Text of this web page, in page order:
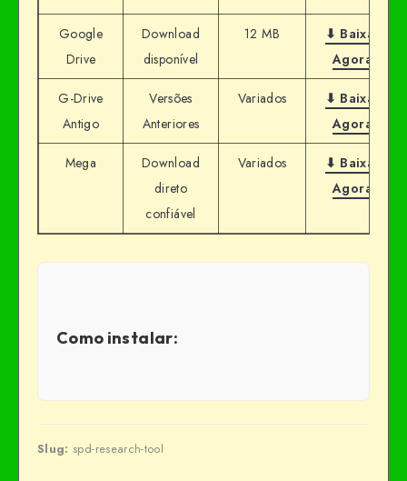
Google
Drive
Download
disponível
12 MB
⬇ Baixar
Agora
G-Drive
Antigo
Versões
Anteriores
Variados
⬇ Baixar
Agora
Mega
Download
direto
confiável
Variados
⬇ Baixar
Agora
Como instalar:
Slug: spd-research-tool